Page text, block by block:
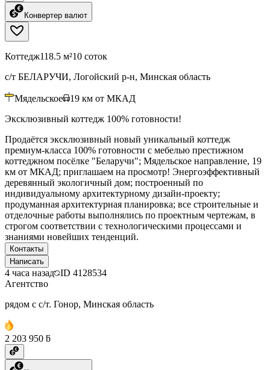
Конвертер валют
Коттедж118.5 м²10 соток
с/т БЕЛАРУЧИ, Логойский р-н, Минская область
Мядельское 19 км от МКАД
Эксклюзивный коттедж 100% готовности!
Продаётся эксклюзивный новый уникальный коттедж
премиум-класса 100% готовности с мебелью престижном
коттеджном посёлке "Беларучи"; Мядельское направление, 19
км от МКАД; приглашаем на просмотр! Энергоэффективный
деревянный экологичный дом; построенный по
индивидуальному архитектурному дизайн-проекту;
продуманная архитектурная планировка; все строительные и
отделочные работы выполнялись по проектным чертежам, в
строгом соответствии с технологическими процессами и
знаниями новейших тенденций.
Контакты
Написать
4 часа назад ID 4128534
Агентство
рядом с с/т. Гонор, Минская область
2 203 950 ƃ